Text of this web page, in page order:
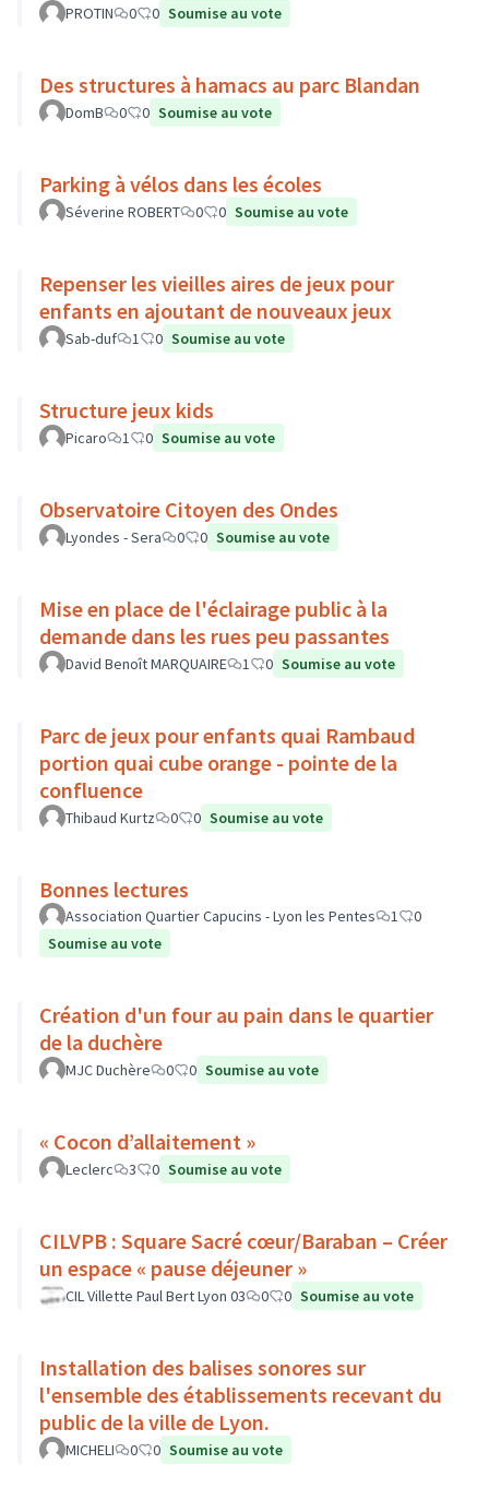
PROTIN 0 0 Soumise au vote
Des structures à hamacs au parc Blandan
DomB 0 0 Soumise au vote
Parking à vélos dans les écoles
Séverine ROBERT 0 0 Soumise au vote
Repenser les vieilles aires de jeux pour
enfants en ajoutant de nouveaux jeux
Sab-duf 1 0 Soumise au vote
Structure jeux kids
Picaro 1 0 Soumise au vote
Observatoire Citoyen des Ondes
Lyondes - Sera 0 0 Soumise au vote
Mise en place de l'éclairage public à la
demande dans les rues peu passantes
David Benoît MARQUAIRE 1 0 Soumise au vote
Parc de jeux pour enfants quai Rambaud
portion quai cube orange - pointe de la
confluence
Thibaud Kurtz 0 0 Soumise au vote
Bonnes lectures
Association Quartier Capucins - Lyon les Pentes 1
0
Soumise au vote
Création d'un four au pain dans le quartier
de la duchère
MJC Duchère 0 0 Soumise au vote
« Cocon d’allaitement »
Leclerc 3 0 Soumise au vote
CILVPB : Square Sacré cœur/Baraban – Créer
un espace « pause déjeuner »
CIL Villette Paul Bert Lyon 03 0 0 Soumise au vote
Installation des balises sonores sur
l'ensemble des établissements recevant du
public de la ville de Lyon.
MICHELI 0 0 Soumise au vote